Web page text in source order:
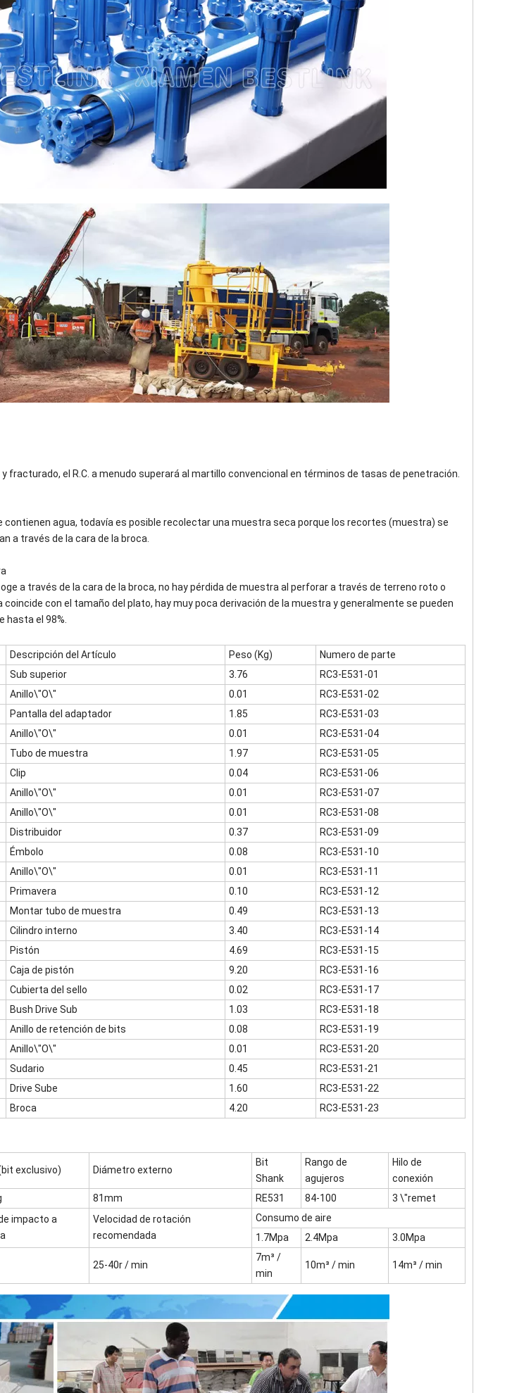
fracturado, el R.C. a menudo superará al martillo convencional en términos de tasas de penetración.
contienen agua, todavía es posible recolectar una muestra seca porque los recortes (muestra) se
a través de la cara de la broca.
a través de la cara de la broca, no hay pérdida de muestra al perforar a través de terreno roto o
coincide con el tamaño del plato, hay muy poca derivación de la muestra y generalmente se pueden
hasta el 98%.
Descripción del Artículo Peso (Kg)
Numero de parte
Sub superior 3.76
RC3-E531-01
Anillo\"O\" 0.01
RC3-E531-02
Pantalla del adaptador 1.85
RC3-E531-03
Anillo\"O\" 0.01
RC3-E531-04
Tubo de muestra 1.97
RC3-E531-05
Clip 0.04
RC3-E531-06
Anillo\"O\" 0.01
RC3-E531-07
Anillo\"O\" 0.01
RC3-E531-08
Distribuidor 0.37
RC3-E531-09
Émbolo 0.08
RC3-E531-10
Anillo\"O\" 0.01
RC3-E531-11
Primavera 0.10
RC3-E531-12
Montar tubo de muestra 0.49
RC3-E531-13
Cilindro interno 3.40
RC3-E531-14
Pistón 4.69
RC3-E531-15
Caja de pistón 9.20
RC3-E531-16
Cubierta del sello 0.02
RC3-E531-17
Bush Drive Sub 1.03
RC3-E531-18
Anillo de retención de bits 0.08
RC3-E531-19
Anillo\"O\" 0.01
RC3-E531-20
Sudario 0.45
RC3-E531-21
Drive Sube 1.60
RC3-E531-22
Broca 4.20 RC3-E531-23
exclusivo) Diámetro externo
Bit
Shank
Rango de
agujeros
Hilo de
conexión
81mm RE531 84-100 3 \"remet
impacto a
Velocidad de rotación
recomendada
Consumo de aire
1.7Mpa
2.4Mpa 3.0Mpa
25-40r / min
7m³ /
min
10m³ / min 14m³ / min